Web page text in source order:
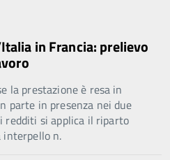
in Francia: prelievo
la prestazione è resa in
parte in presenza nei due
redditi si applica il riparto
interpello n.